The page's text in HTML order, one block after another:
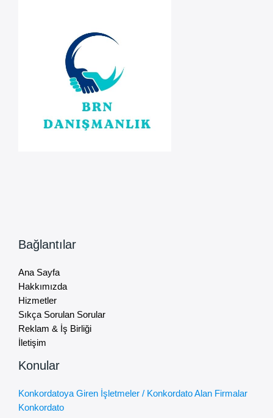
Bağlantılar
Ana Sayfa
Hakkımızda
Hizmetler
Sıkça Sorulan Sorular
Reklam & İş Birliği
İletişim
Konular
Konkordatoya Giren İşletmeler / Konkordato Alan Firmalar
Konkordato